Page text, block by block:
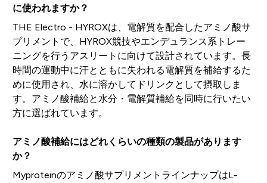
に使われますか？
THE Electro - HYROXは、電解質を配合したアミノ酸サ
プリメントで、HYROX競技やエンデュランス系トレー
ニングを行うアスリートに向けて設計されています。長
時間の運動中に汗とともに失われる電解質を補給するた
めに使用され、水に溶かしてドリンクとして摂取しま
す。アミノ酸補給と水分・電解質補給を同時に行いたい
方に選ばれています。
アミノ酸補給にはどれくらいの種類の製品があります
か？
Myproteinのアミノ酸サプリメントラインナップはL-